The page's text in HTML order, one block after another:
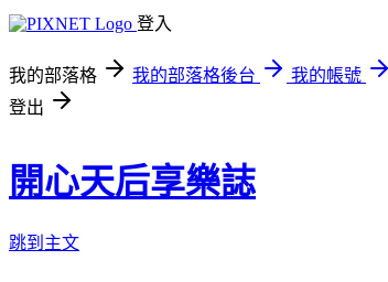
登入
我的部落格 我的部落格後台
我的帳號
登出
開心天后享樂誌
跳到主文